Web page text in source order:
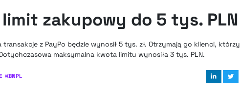
zakupowy do 5 tys. PLN
z PayPo będzie wynosił 5 tys. zł. Otrzymają go klienci, którzy
maksymalna kwota limitu wynosiła 3 tys. PLN.
#BNPL